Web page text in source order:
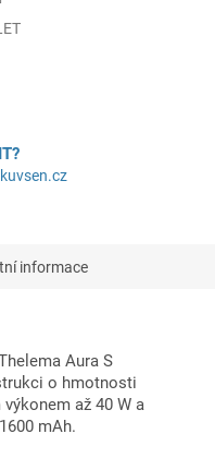
informace
Aura S
o hmotnosti
až 40 W a
mAh.